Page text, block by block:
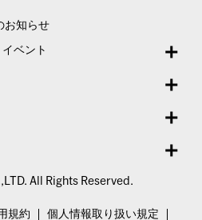
お知らせ
ベント
All Rights Reserved.
規約 個人情報取り扱い規定